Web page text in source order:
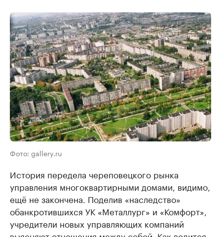
Фото: gallery.ru
История передела череповецкого рынка
управления многоквартирными домами, видимо,
ещё не закончена. Поделив «наследство»
обанкротившихся УК «Металлург» и «Комфорт»,
учредители новых управляющих компаний